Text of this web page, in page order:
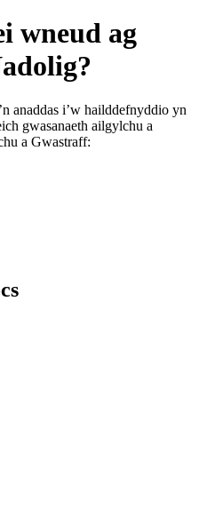
wneud ag
anaddas i’w hailddefnyddio yn
gwasanaeth ailgylchu a
a Gwastraff: